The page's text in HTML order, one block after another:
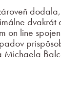
dvakrát
on line
Michaela